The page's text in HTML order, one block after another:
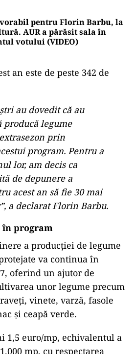
pentru Florin Barbu, la
AUR a părăsit sala în
votului (VIDEO)
an este de peste 342 de
au dovedit că au
producă legume
prin
program. Pentru a
lor, am decis ca
de depunere a
acest an să fie 30 mai
a declarat Florin Barbu.
în program
a producției de legume
va continua în
oferind un ajutor de
unor legume precum
vinete, varză, fasole
și ceapă verde.
1,5 euro/mp, echivalentul a
mp, cu respectarea